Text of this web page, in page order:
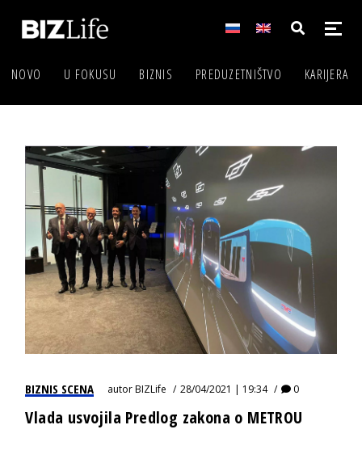
NOVO U FOKUSU BIZNIS PREDUZETNIŠTVO KARIJERA
BIZNIS SCENA autorBIZLife 28/04/2021 | 19:34 0
Vlada usvojila Predlog zakona o METROU